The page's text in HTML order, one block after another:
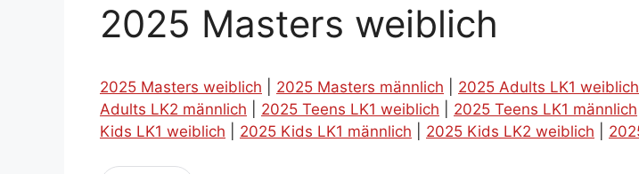
2025 Masters weiblich
2025 Masters weiblich 2025 Masters männlich 2025 Adults LK1 weiblich
Adults LK2 männlich
2025 Teens LK1 weiblich 2025 Teens LK1 männlich
Kids LK1 weiblich
2025 Kids LK1 männlich 2025 Kids LK2 weiblich